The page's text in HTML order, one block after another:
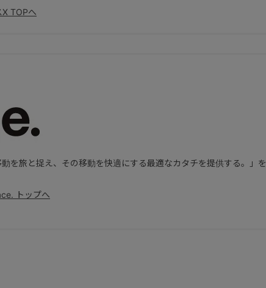
TOPへ
を旅と捉え、その移動を快適にする最適なカタチを提供する。」
トップへ